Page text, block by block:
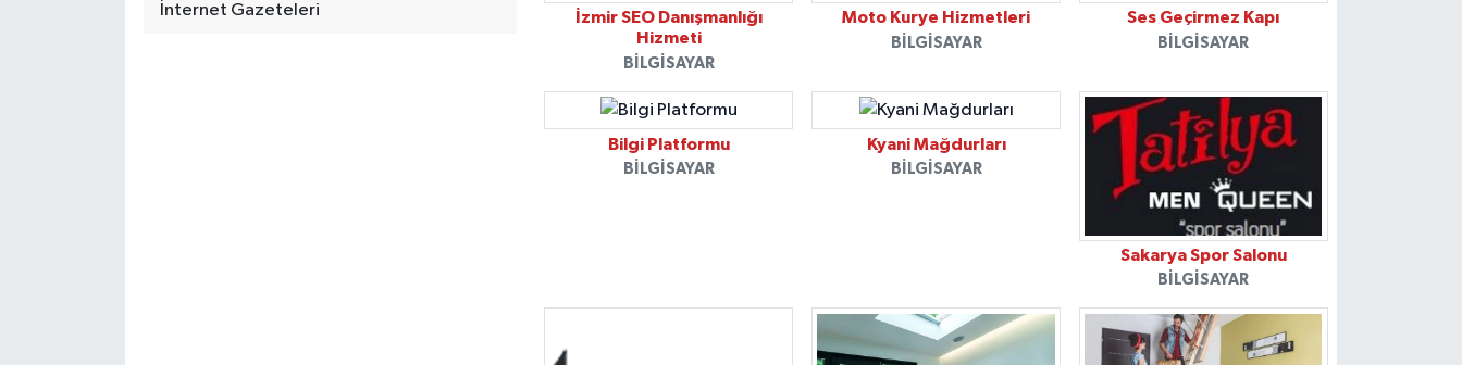
İnternet Gazeteleri
İzmir SEO Danışmanlığı
Hizmeti
BILGISAYAR
Moto Kurye Hizmetleri
BILGISAYAR
Ses Geçirmez Kapı
BILGISAYAR
Bilgi Platformu
BILGISAYAR
Kyani Mağdurları
BILGISAYAR
Sakarya Spor Salonu
BILGISAYAR